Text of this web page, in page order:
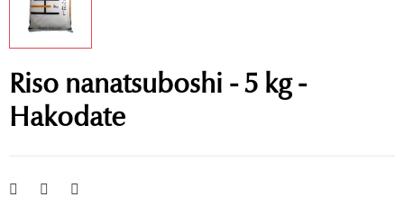
Riso nanatsuboshi - 5 kg -
Hakodate